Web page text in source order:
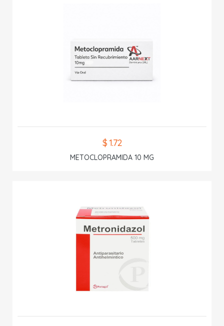
$ 1.72
METOCLOPRAMIDA 10 MG